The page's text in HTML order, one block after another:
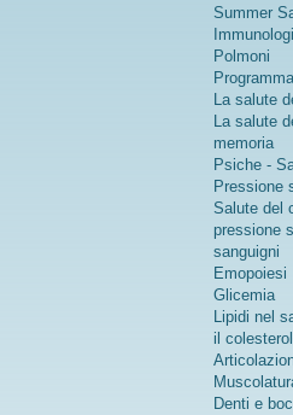
Summer
Polmoni
La salute
La salute
memoria
Psiche -
Pressione
Salute del
pressione
sanguigni
Emopoiesi
Glicemia
Lipidi nel
il
Denti e